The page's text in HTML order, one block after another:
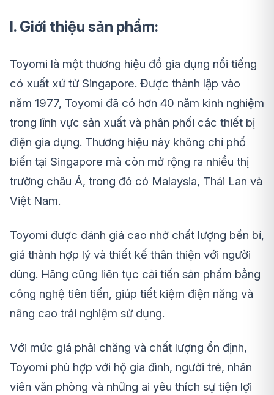
I. Giới thiệu sản phẩm:
Toyomi là một thương hiệu đồ gia dụng nổi tiếng
có xuất xứ từ Singapore. Được thành lập vào
năm 1977, Toyomi đã có hơn 40 năm kinh nghiệm
trong lĩnh vực sản xuất và phân phối các thiết bị
điện gia dụng. Thương hiệu này không chỉ phổ
biến tại Singapore mà còn mở rộng ra nhiều thị
trường châu Á, trong đó có Malaysia, Thái Lan và
Việt Nam.
Toyomi được đánh giá cao nhờ chất lượng bền bỉ,
giá thành hợp lý và thiết kế thân thiện với người
dùng. Hãng cũng liên tục cải tiến sản phẩm bằng
công nghệ tiên tiến, giúp tiết kiệm điện năng và
nâng cao trải nghiệm sử dụng.
Với mức giá phải chăng và chất lượng ổn định,
Toyomi phù hợp với hộ gia đình, người trẻ, nhân
viên văn phòng và những ai yêu thích sự tiện lợi